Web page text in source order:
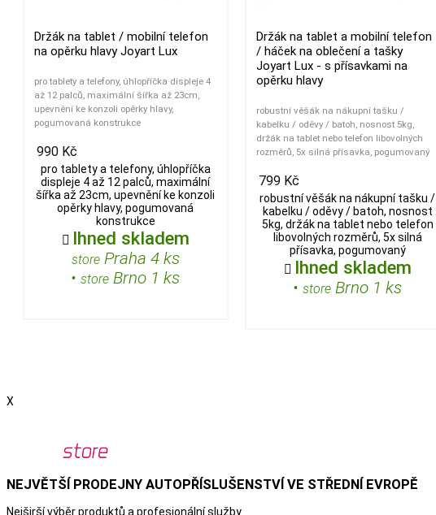
Držák na tablet / mobilní telefon
na opěrku hlavy Joyart Lux
pro tablety a telefony, úhlopříčka displeje 4
až 12 palců, maximální šířka až 23cm,
upevnění ke konzoli opěrky hlavy,
pogumovaná konstrukce
990 Kč
pro tablety a telefony, úhlopříčka
displeje 4 až 12 palců, maximální
šířka až 23cm, upevnění ke konzoli
opěrky hlavy, pogumovaná
konstrukce
 Ihned skladem
storePraha 4 ks
•store Brno 1 ks
Držák na tablet a mobilní telefon
/ háček na oblečení a tašky
Joyart Lux - s přísavkami na
opěrku hlavy
robustní věšák na nákupní tašku /
kabelku / oděvy / batoh, nosnost 5kg,
držák na tablet nebo telefon libovolných
rozměrů, 5x silná přísavka, pogumovaný
799 Kč
robustní věšák na nákupní tašku /
kabelku / oděvy / batoh, nosnost
5kg, držák na tablet nebo telefon
libovolných rozměrů, 5x silná
přísavka, pogumovaný
 Ihned skladem
•store Brno 1 ks
X
NEJVĚTŠÍ PRODEJNY AUTOPŘÍSLUŠENSTVÍ VE STŘEDNÍ EVROPĚ
Nejširší výběr produktů a profesionální služby